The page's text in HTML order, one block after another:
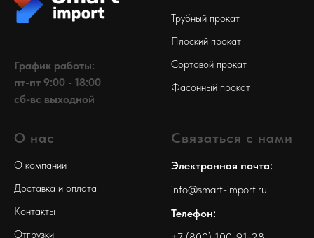
График работы:
пт-пт 9:00 - 18:00
сб-вс выходной
Трубный прокат
Плоский прокат
Сортовой прокат
Фасонный прокат
О нас
О компании
Доставка и оплата
Контакты
Отгрузки
Связаться с нами
Электронная почта:
info@smart-import.ru
Телефон: